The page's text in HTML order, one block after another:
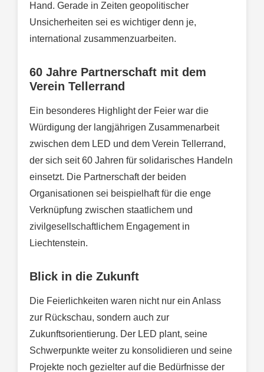
Hand. Gerade in Zeiten geopolitischer
Unsicherheiten sei es wichtiger denn je,
international zusammenzuarbeiten.
60 Jahre Partnerschaft mit dem
Verein Tellerrand
Ein besonderes Highlight der Feier war die
Würdigung der langjährigen Zusammenarbeit
zwischen dem LED und dem Verein Tellerrand,
der sich seit 60 Jahren für solidarisches Handeln
einsetzt. Die Partnerschaft der beiden
Organisationen sei beispielhaft für die enge
Verknüpfung zwischen staatlichem und
zivilgesellschaftlichem Engagement in
Liechtenstein.
Blick in die Zukunft
Die Feierlichkeiten waren nicht nur ein Anlass
zur Rückschau, sondern auch zur
Zukunftsorientierung. Der LED plant, seine
Schwerpunkte weiter zu konsolidieren und seine
Projekte noch gezielter auf die Bedürfnisse der